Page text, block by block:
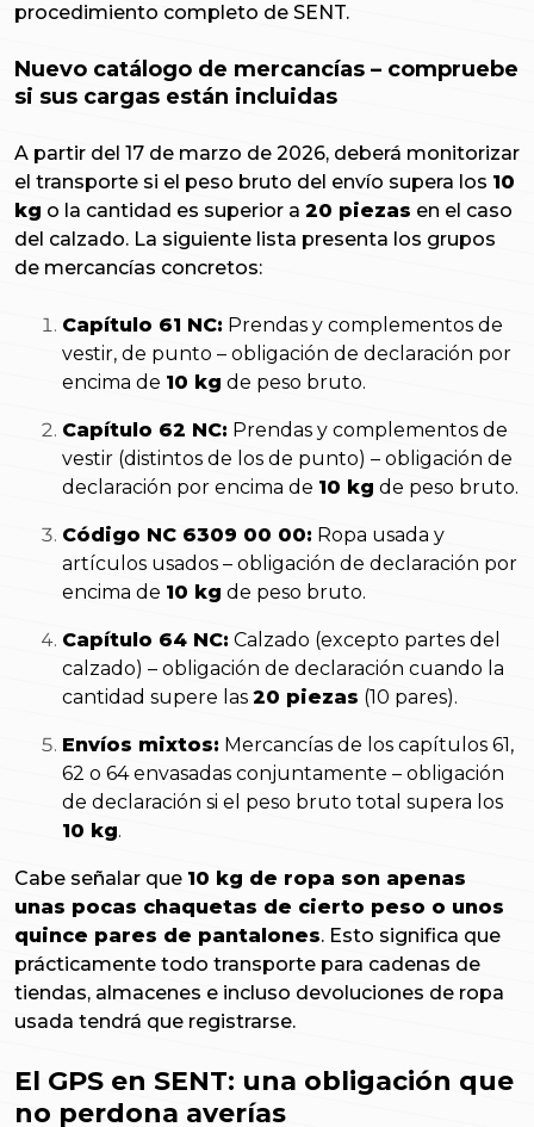
procedimiento completo de SENT.
Nuevo catálogo de mercancías – compruebe
si sus cargas están incluidas
A partir del 17 de marzo de 2026, deberá monitorizar
el transporte si el peso bruto del envío supera los 10
kg o la cantidad es superior a 20 piezas en el caso
del calzado. La siguiente lista presenta los grupos
de mercancías concretos:
Capítulo 61 NC: Prendas y complementos de
vestir, de punto – obligación de declaración por
encima de 10 kg de peso bruto.
Capítulo 62 NC: Prendas y complementos de
vestir (distintos de los de punto) – obligación de
declaración por encima de 10 kg de peso bruto.
Código NC 6309 00 00: Ropa usada y
artículos usados – obligación de declaración por
encima de 10 kg de peso bruto.
Capítulo 64 NC: Calzado (excepto partes del
calzado) – obligación de declaración cuando la
cantidad supere las 20 piezas (10 pares).
Envíos mixtos: Mercancías de los capítulos 61,
62 o 64 envasadas conjuntamente – obligación
de declaración si el peso bruto total supera los
10 kg.
Cabe señalar que 10 kg de ropa son apenas
unas pocas chaquetas de cierto peso o unos
quince pares de pantalones. Esto significa que
prácticamente todo transporte para cadenas de
tiendas, almacenes e incluso devoluciones de ropa
usada tendrá que registrarse.
El GPS en SENT: una obligación que
no perdona averías